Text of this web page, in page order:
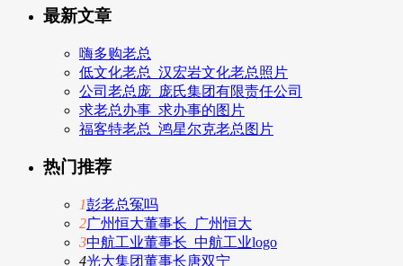
最新文章
嗨多购老总
低文化老总_汉宏岩文化老总照片
公司老总庞_庞氏集团有限责任公司
求老总办事_求办事的图片
福客特老总_鸿星尔克老总图片
热门推荐
1彭老总冤吗
2广州恒大董事长_广州恒大
3中航工业董事长_中航工业logo
4光大集团董事长唐双宁